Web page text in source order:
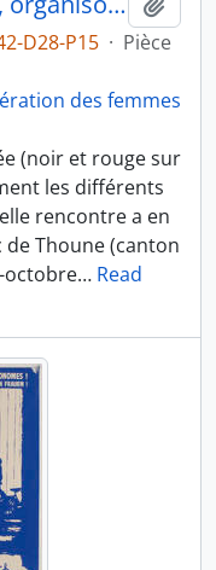
D28-P15 · Pièce
des femmes
(noir et rouge sur
les différents
rencontre a en
Thoune (canton
octobre… Read